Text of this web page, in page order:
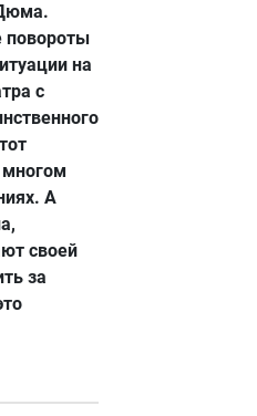
повороты
на
с
А
своей
за